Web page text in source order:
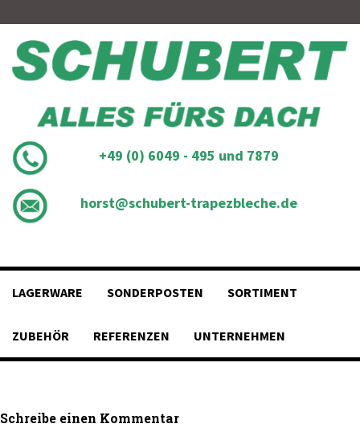
content
+49 (0) 6049 - 495 und 7879
horst@schubert-trapezbleche.de
LAGERWARE SONDERPOSTEN SORTIMENT
ZUBEHÖR REFERENZEN UNTERNEHMEN
Schreibe einen Kommentar